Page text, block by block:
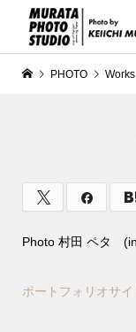
PHOTO Works
Photo 村田 ペタ
ポートフォリオサイ